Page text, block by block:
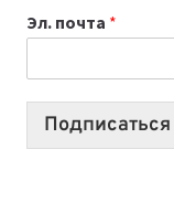
Эл. почта *
Подписаться